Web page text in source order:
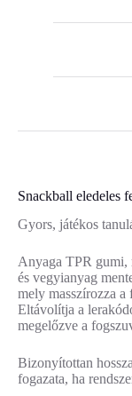
Snackball eledeles
Gyors, játékos
Anyaga TPR gumi,
és vegyianyag
mely masszírozza
Eltávolítja a
megelőzve a
Bizonyítottan
fogazata, ha